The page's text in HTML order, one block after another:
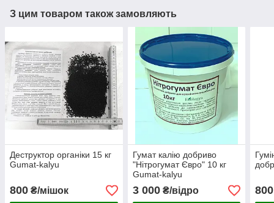
З цим товаром також замовляють
Деструктор органіки 15 кг
Gumat-kalyu
800 ₴/мішок
Гумат калію добриво
"Нітрогумат Євро" 10 кг
Gumat-kalyu
3 000₴/відро 800